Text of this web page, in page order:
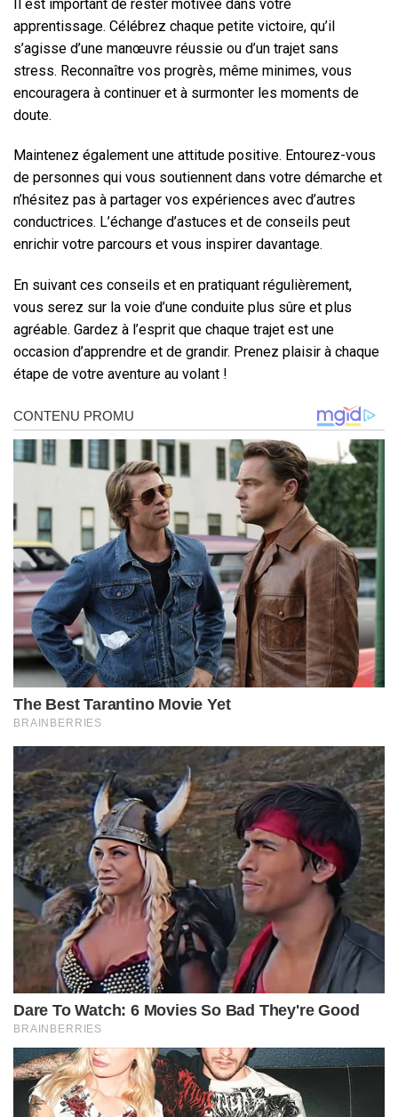
Il est important de rester motivée dans votre
apprentissage. Célébrez chaque petite victoire, qu’il
s’agisse d’une manœuvre réussie ou d’un trajet sans
stress. Reconnaître vos progrès, même minimes, vous
encouragera à continuer et à surmonter les moments de
doute.
Maintenez également une attitude positive. Entourez-vous
de personnes qui vous soutiennent dans votre démarche et
n’hésitez pas à partager vos expériences avec d’autres
conductrices. L’échange d’astuces et de conseils peut
enrichir votre parcours et vous inspirer davantage.
En suivant ces conseils et en pratiquant régulièrement,
vous serez sur la voie d’une conduite plus sûre et plus
agréable. Gardez à l’esprit que chaque trajet est une
occasion d’apprendre et de grandir. Prenez plaisir à chaque
étape de votre aventure au volant !